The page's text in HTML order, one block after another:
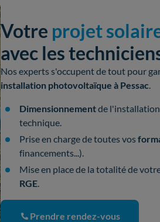
Votre projet
avec les
Nos experts s'occupent de tout pour
installation photovoltaïque à Pessac
Dimensionnementde l'installation,
technique.
Prise en charge de toutes vos
financements...).
Mise en place de la totalité de
RGE
Prendre rendez-vous